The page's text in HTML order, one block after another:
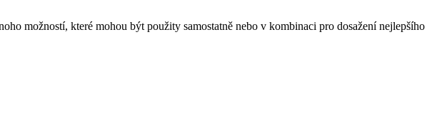
možností, ‌které mohou být použity samostatně nebo v kombinaci pro dosažení nejlepšího